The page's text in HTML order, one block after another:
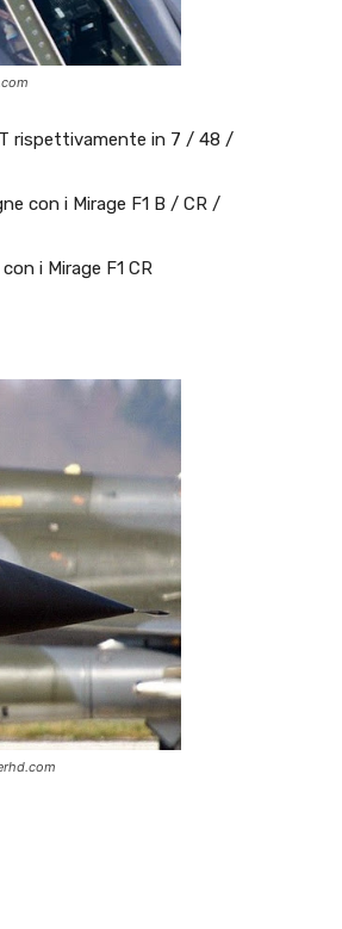
rispettivamente in 7 / 48 /
con i Mirage F1 B / CR /
i Mirage F1 CR